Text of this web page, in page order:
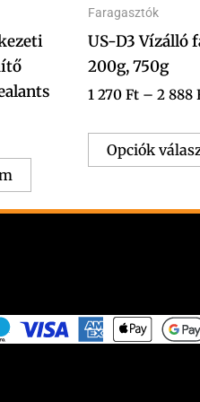
Faragasztók
US-D3 Vízálló
200g, 750g
1 270 Ft – 2 888
Opciók